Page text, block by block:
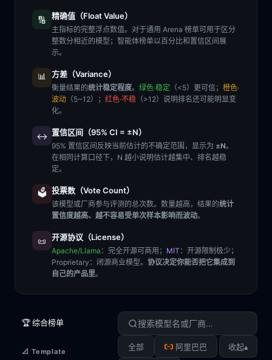
🔢 精确值（Float Value）
主指标的完整浮点数值。对于通用 Arena 榜单可用于区分
整数分相近的模型；智能体榜单以百分比和置信区间展
示。
📊 方差（Variance）
衡量结果的统计稳定程度。 绿色·稳定 （<5）更可信； 橙色·
波动 （5~12）； 红色·不稳 （>12）说明排名还可能明显变
化。
↔️ 置信区间（95% CI = ±N）
95% 置信区间反映当前估计的不确定范围，显示为 ±N。
在相同计算口径下，N 越小说明估计越集中、排名越稳
定。
🗳️ 投票数（Vote Count）
该模型或厂商参与评测的总次数。数量越高，结果的统计
置信度越高、越不容易受单次样本影响而波动。
📜 开源协议（License）
Apache/Llama ：完全开源可商用； MIT ：开源限制极少；
Proprietary ：闭源商业模型。 协议决定你能否把它集成到
自己的产品里。
🏆 综合榜单
📐 Template 全部 阿里巴巴 收起▴